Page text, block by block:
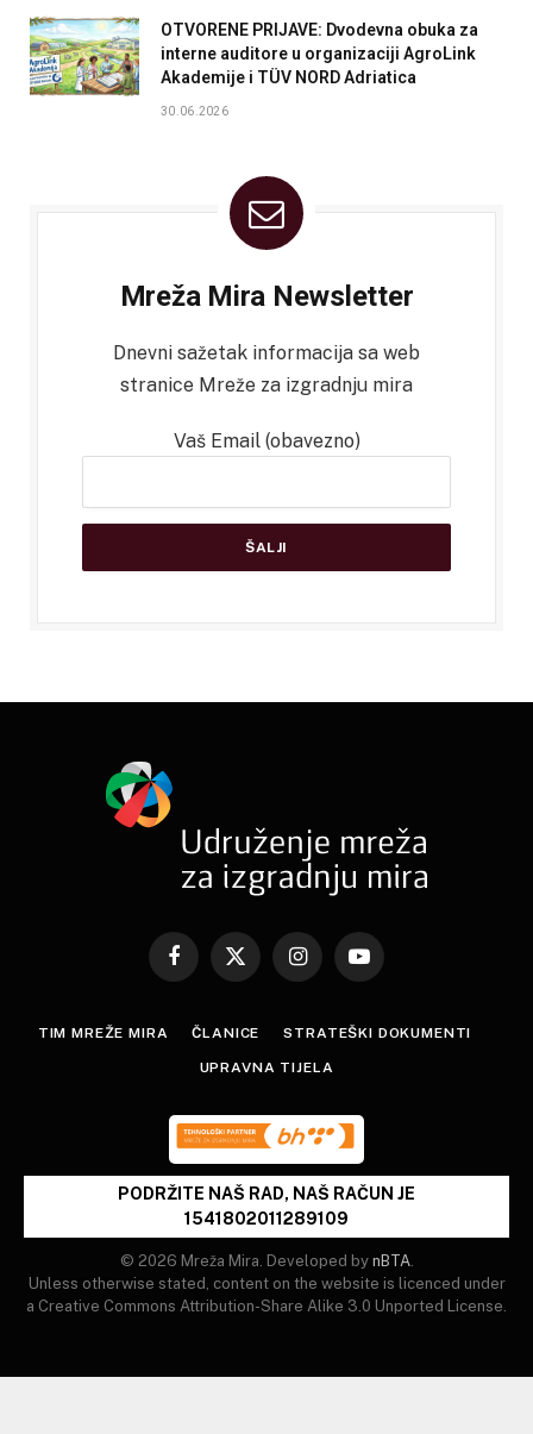
OTVORENE PRIJAVE: Dvodevna obuka za
interne auditore u organizaciji AgroLink
Akademije i TÜV NORD Adriatica
30.06.2026
Mreža Mira Newsletter
Dnevni sažetak informacija sa web
stranice Mreže za izgradnju mira
Vaš Email (obavezno)
Facebook
X
InstagramYouTube
TIM MREŽE MIRA ČLANICE STRATEŠKI DOKUMENTI
UPRAVNA TIJELA
PODRŽITE NAŠ RAD, NAŠ RAČUN JE
1541802011289109
© 2026 Mreža Mira. Developed by nBTA.
Unless otherwise stated, content on the website is licenced under
a Creative Commons Attribution-Share Alike 3.0 Unported License.